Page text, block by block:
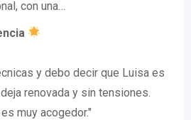
con una…
y debo decir que Luisa es
renovada y sin tensiones.
muy acogedor."